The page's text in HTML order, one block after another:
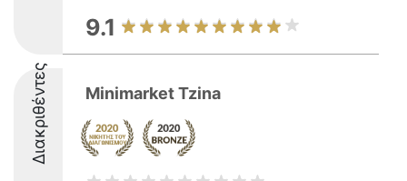
9.1
Διακριθέντες Minimarket Tzina